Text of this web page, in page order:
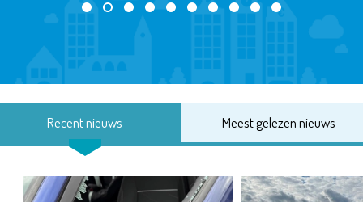
Recent nieuws Meest gelezen nieuws